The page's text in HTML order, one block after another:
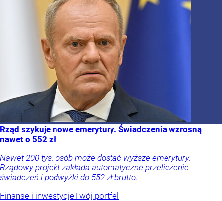
Rząd szykuje nowe emerytury. Świadczenia wzrosną
nawet o 552 zł
Nawet 200 tys. osób może dostać wyższe emerytury.
Rządowy projekt zakłada automatyczne przeliczenie
świadczeń i podwyżki do 552 zł brutto.
Finanse i inwestycjeTwój portfel